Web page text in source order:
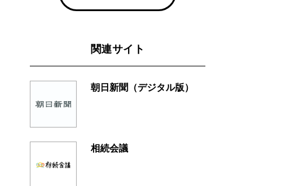
関連サイト
朝日新聞（デジタル版）
相続会議